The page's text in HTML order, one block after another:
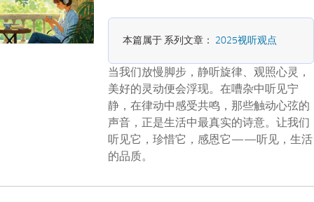
本篇属于 系列文章： 2025视听观点
当我们放慢脚步，静听旋律、观照心灵，
美好的灵动便会浮现。在嘈杂中听见宁
静，在律动中感受共鸣，那些触动心弦的
声音，正是生活中最真实的诗意。让我们
听见它，珍惜它，感恩它——听见，生活
的品质。